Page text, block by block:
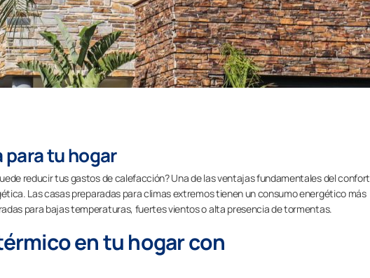
tu hogar
reducir tus gastos de calefacción? Una de las ventajas fundamentales del confort
Las casas preparadas para climas extremos tienen un consumo energético más
para bajas temperaturas, fuertes vientos o alta presencia de tormentas.
en tu hogar con